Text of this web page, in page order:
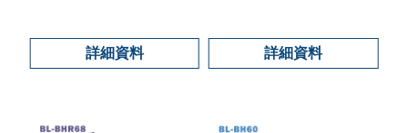
詳細資料 詳細資料